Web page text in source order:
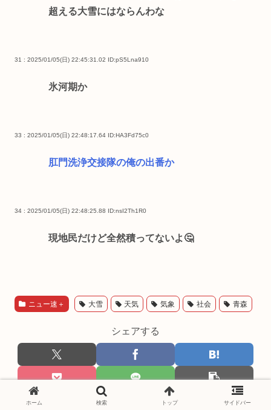
超える大雪にはならんわな
31 : 2025/01/05(日) 22:45:31.02 ID:pS5Lna910
氷河期か
33 : 2025/01/05(日) 22:48:17.64 ID:HA3Fd75c0
肛門洗浄交接隊の俺の出番か
34 : 2025/01/05(日) 22:48:25.88 ID:nsI2Th1R0
現地民だけど全然積ってないよ🤔
ニュー速＋ 大雪 天気 気象 社会 青森
シェアする
ホーム 検索 トップ サイドバー